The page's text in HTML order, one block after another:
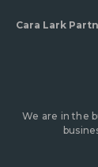
Cara Lark
We are in the